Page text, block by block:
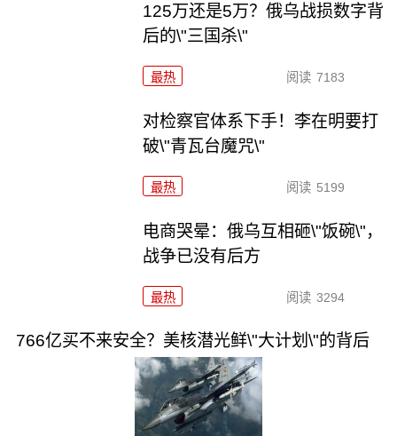
125万还是5万？俄乌战损数字背
后的\"三国杀\"
最热 阅读 7183
对检察官体系下手！李在明要打
破\"青瓦台魔咒\"
最热 阅读 5199
电商哭晕：俄乌互相砸\"饭碗\"，
战争已没有后方
最热 阅读 3294
766亿买不来安全？美核潜光鲜\"大计划\"的背后